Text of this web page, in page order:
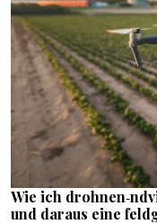
Wie ich
und daraus eine